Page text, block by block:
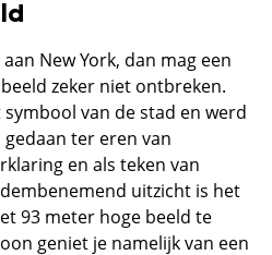
New York, dan mag een
zeker niet ontbreken.
van de stad en werd
ter eren van
en als teken van
uitzicht is het
93 meter hoge beeld te
geniet je namelijk van een